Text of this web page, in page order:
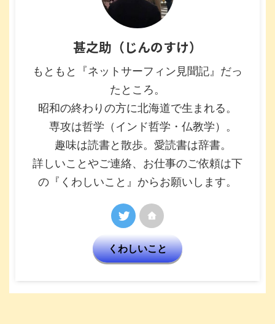
甚之助（じんのすけ）
もともと『ネットサーフィン見聞記』だっ
たところ。
昭和の終わりの方に北海道で生まれる。
専攻は哲学（インド哲学・仏教学）。
趣味は読書と散歩。愛読書は辞書。
詳しいことやご連絡、お仕事のご依頼は下
の『くわしいこと』からお願いします。
くわしいこと